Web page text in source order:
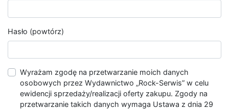
Hasło (powtórz)
Wyrażam zgodę na przetwarzanie moich danych
osobowych przez Wydawnictwo „Rock-Serwis” w celu
ewidencji sprzedaży/realizacji oferty zakupu. Zgody na
przetwarzanie takich danych wymaga Ustawa z dnia 29